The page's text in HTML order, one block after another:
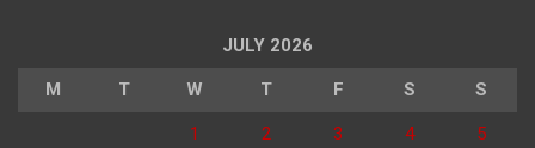
JULY 2026
M T W T F S S
1 2 3 4 5